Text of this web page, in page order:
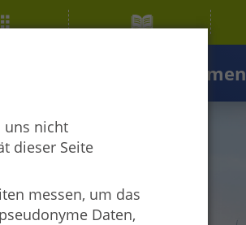
Projekte & Themen
uns nicht
dieser Seite
messen, um das
Daten,